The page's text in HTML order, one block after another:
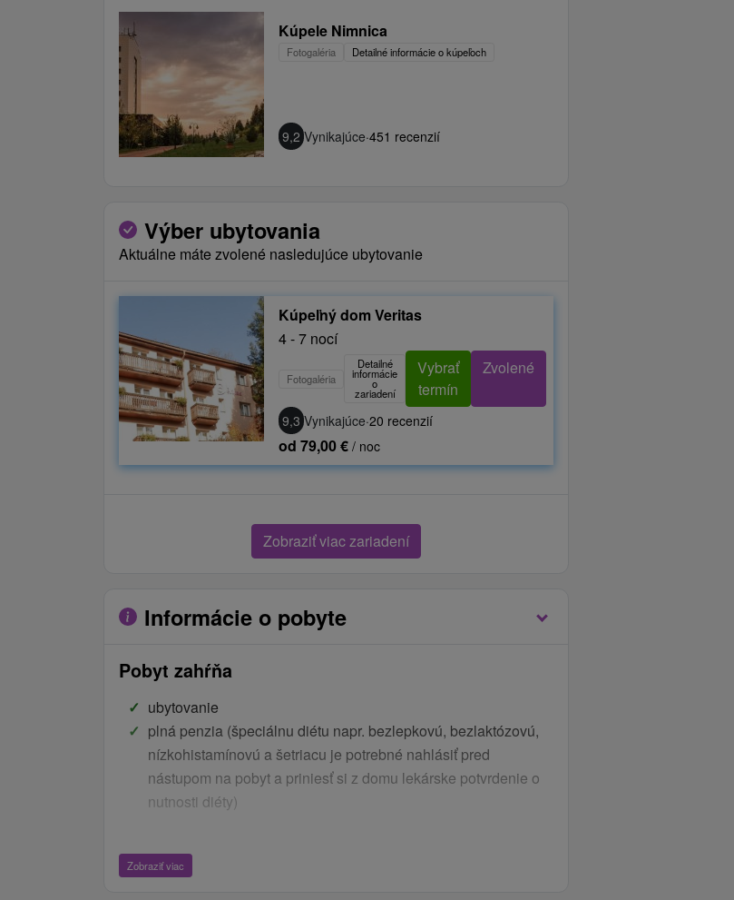
Kúpele Nimnica
Fotogaléria Detailné informácie o kúpeľoch
9,2 Vynikajúce·451 recenzií
Výber ubytovania
Aktuálne máte zvolené nasledujúce ubytovanie
Kúpeľný dom Veritas
4 - 7 nocí
Fotogaléria
Detailné
informácie
o
zariadení
Vybrať
termín
Zvolené
9,3 Vynikajúce·20 recenzií
od 79,00 € / noc
Zobraziť viac zariadení
Informácie o pobyte
Pobyt zahŕňa
ubytovanie
plná penzia (špeciálnu diétu napr. bezlepkovú, bezlaktózovú,
nízkohistamínovú a šetriacu je potrebné nahlásiť pred
nástupom na pobyt a priniesť si z domu lekárske potvrdenie o
nutnosti diéty)
jedáleň Fiesta (raňajky, obedy i večere podávané formou
bufetových stolov) - klienti ubytovaní v KD Balnea Grand,
Zobraziť viac